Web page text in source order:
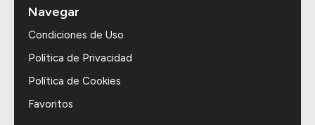
Navegar
Condiciones de Uso
Política de Privacidad
Política de Cookies
Favoritos